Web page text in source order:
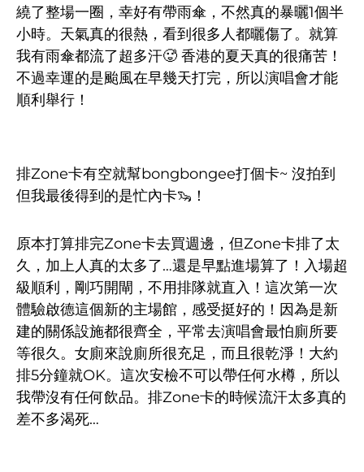
繞了整場一圈，幸好有帶雨傘，不然真的暴曬1個半
小時。天氣真的很熱，看到很多人都曬傷了。就算
我有雨傘都流了超多汗🥵 香港的夏天真的很痛苦！
不過幸運的是颱風在早幾天打完，所以演唱會才能
順利舉行！
排Zone卡有空就幫bongbongee打個卡~ 沒拍到
但我最後得到的是忙內卡🦦！
原本打算排完Zone卡去買週邊，但Zone卡排了太
久，加上人真的太多了…還是早點進場算了！入場超
級順利，剛巧開閘，不用排隊就直入！這次第一次
體驗啟德這個新的主場館，感受挺好的！因為是新
建的關係設施都很齊全，平常去演唱會最怕廁所要
等很久。女廁來說廁所很充足，而且很乾淨！大約
排5分鐘就OK。這次安檢不可以帶任何水樽，所以
我帶沒有任何飲品。排Zone卡的時候流汗太多真的
差不多渴死…